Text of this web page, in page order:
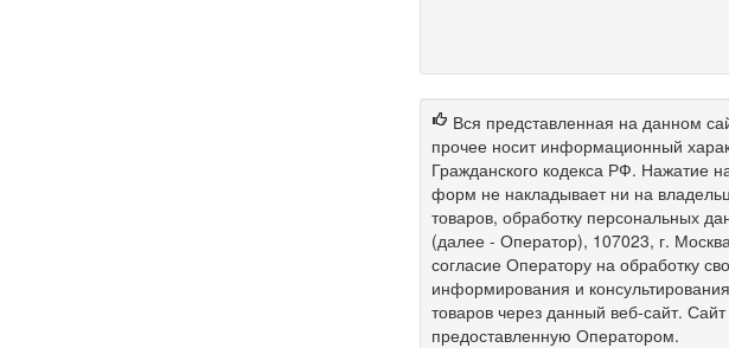
Вся представленная на данном
прочее носит информационный
Гражданского кодекса РФ. Нажатие
форм не накладывает ни на
товаров, обработку персональных
(далее - Оператор), 107023, г.
согласие Оператору на обработку
информирования и
товаров через данный веб-сайт.
предоставленную Оператором.